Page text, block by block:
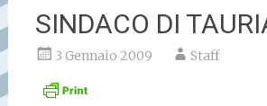
SINDACO DI
3 Gennaio 2009 Staff